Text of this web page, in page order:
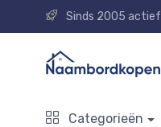
Sinds 2005 actief
Categorieën